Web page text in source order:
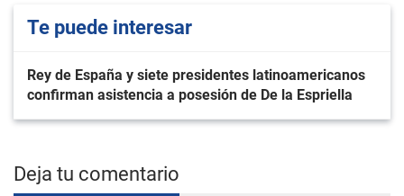
Te puede interesar
Rey de España y siete presidentes latinoamericanos
confirman asistencia a posesión de De la Espriella
Deja tu comentario